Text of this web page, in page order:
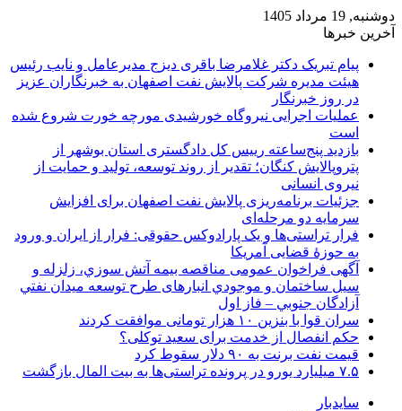
دوشنبه, 19 مرداد 1405
آخرین خبرها
پیام تبریک دکتر غلامرضا باقری دیزج مدیرعامل و نایب رئیس
هیئت مدیره شرکت پالایش نفت اصفهان به خبرنگاران عزیز
در روز خبرنگار
عملیات اجرایی نیروگاه خورشیدی مورچه خورت شروع شده
است
بازدید پنج‌ساعته رییس کل دادگستری استان بوشهر از
پتروپالایش کنگان؛ تقدیر از روند توسعه، تولید و حمایت از
نیروی انسانی
جزئیات برنامه‌ریزی پالایش نفت اصفهان برای افزایش
سرمایه دو مرحله‌ای
فرار تراستی‌ها و یک پارادوکس حقوقی: فرار از ایران و ورود
به حوزۀ قضایی آمریکا
آگهی فراخوان عمومی مناقصه بيمه آتش سوزي، زلزله و
سیل ساختمان و موجودي انبارهای طرح توسعه ميدان نفتي
آزادگان جنوبي – فاز اول
سران قوا با بنزین ۱۰ هزار تومانی موافقت کردند
حکم انفصال از خدمت برای سعید توکلی؟
قیمت نفت برنت به ۹۰ دلار سقوط کرد
۷.۵ میلیارد یورو در پرونده تراستی‌ها به بیت المال بازگشت
سایدبار